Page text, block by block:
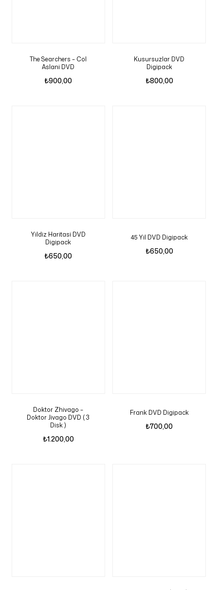
The Searchers – Col
Aslani DVD
₺900,00
Kusursuzlar DVD
Digipack
₺800,00
Yildiz Haritasi DVD
Digipack
₺650,00
45 Yil DVD Digipack
₺650,00
Doktor Zhivago –
Doktor Jivago DVD ( 3
Disk )
₺1.200,00
Frank DVD Digipack
₺700,00